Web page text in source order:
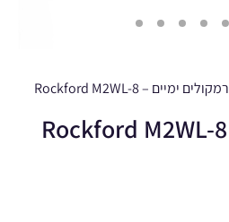
רמקולים ימיים – Rockford M2WL-8